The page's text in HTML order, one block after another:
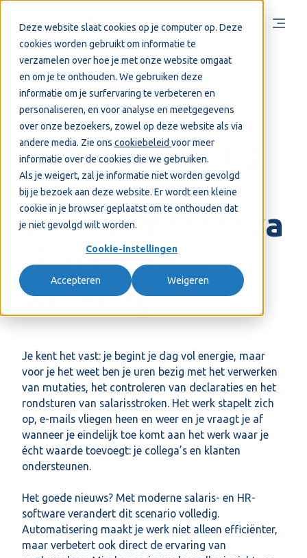
Deze website slaat cookies op je computer op. Deze
cookies worden gebruikt om informatie te
verzamelen over hoe je met onze website omgaat
en om je te onthouden. We gebruiken deze
informatie om je surfervaring te verbeteren en
personaliseren, en voor analyse en meetgegevens
over onze bezoekers, zowel op deze website als via
andere media. Zie ons cookiebeleid voor meer
informatie over de cookies die we gebruiken.
Als je weigert, zal je informatie niet worden gevolgd
bij je bezoek aan deze website. Er wordt een kleine
cookie in je browser geplaatst om te onthouden dat
je niet gevolgd wilt worden.
Cookie-instellingen
Accepteren Weigeren
2 november 2025 Visma Cash
Zo verbetert
automatisering
de
werknemerserva
ring én jouw
werkdag
Je kent het vast: je begint je dag vol energie, maar
voor je het weet ben je uren bezig met het verwerken
van mutaties, het controleren van declaraties en het
rondsturen van salarisstroken. Het werk stapelt zich
op, e-mails vliegen heen en weer en je vraagt je af
wanneer je eindelijk toe komt aan het werk waar je
écht waarde toevoegt: je collega’s en klanten
ondersteunen.
Het goede nieuws? Met moderne salaris- en HR-
software verandert dit scenario volledig.
Automatisering maakt je werk niet alleen efficiënter,
maar verbetert ook direct de ervaring van